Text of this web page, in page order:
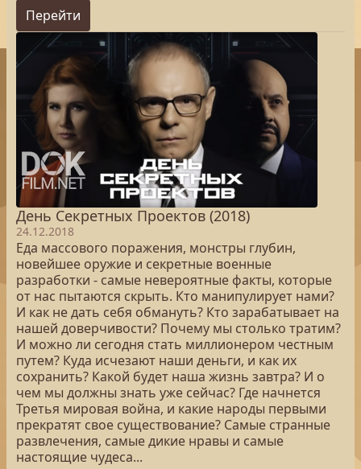
Перейти
День Секретных Проектов (2018)
24.12.2018
Еда массового поражения, монстры глубин,
новейшее оружие и секретные военные
разработки - самые невероятные факты, которые
от нас пытаются скрыть. Кто манипулирует нами?
И как не дать себя обмануть? Кто зарабатывает на
нашей доверчивости? Почему мы столько тратим?
И можно ли сегодня стать миллионером честным
путем? Куда исчезают наши деньги, и как их
сохранить? Какой будет наша жизнь завтра? И о
чем мы должны знать уже сейчас? Где начнется
Третья мировая война, и какие народы первыми
прекратят свое существование? Самые странные
развлечения, самые дикие нравы и самые
настоящие чудеса...